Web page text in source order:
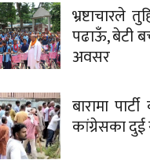
भ्रष्टाचारले
पढाऊँ, बेटी
अवसर
बारामा
कांग्रेसका